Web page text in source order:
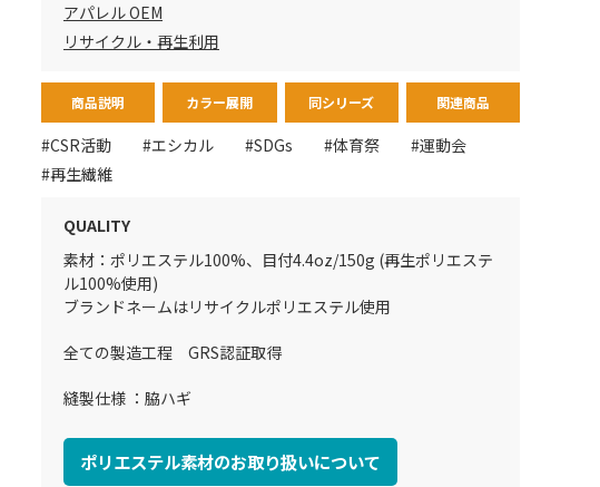
アパレル OEM
リサイクル・再生利用
商品説明 カラー展開 同シリーズ 関連商品
#CSR活動 #エシカル #SDGs #体育祭
#運動会
#再生繊維
QUALITY
素材：ポリエステル100%、目付4.4oz/150g (再生ポリエステ
ル100%使用)
ブランドネームはリサイクルポリエステル使用
全ての製造工程 GRS認証取得
縫製仕様 ：脇ハギ
ポリエステル素材のお取り扱いについて